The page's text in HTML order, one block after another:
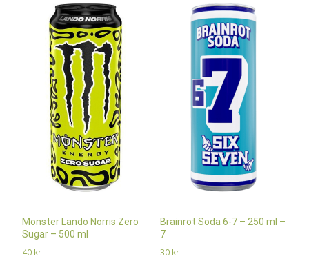
Monster Lando Norris Zero
Sugar – 500 ml
40 kr
Brainrot Soda 6-7 – 250 ml –
7
30 kr